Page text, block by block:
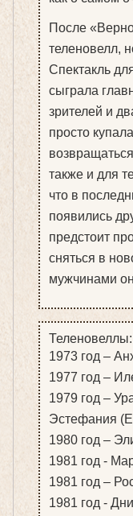
После
теленовелл,
Спектакль
сыграла
зрителей и
просто
также и для
что в
появились
предстоит
сняться в
мужчинами
Теленовеллы:
1973 год –
1977 год –
1979 год –
Эстефания
1980 год –
1981 год -
1981 год –
1981 год -